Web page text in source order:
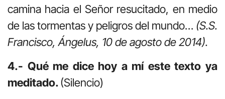
camina hacia el Señor resucitado, en medio
de las tormentas y peligros del mundo… (S.S.
Francisco, Ángelus, 10 de agosto de 2014).
4.- Qué me dice hoy a mí este texto ya
meditado.(Silencio)